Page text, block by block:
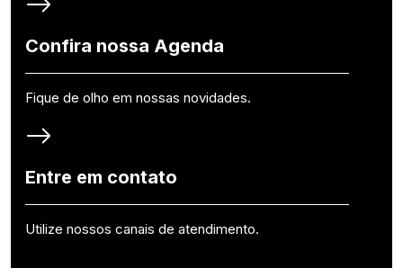
Confira nossa Agenda
Fique de olho em nossas novidades.
Entre em contato
Utilize nossos canais de atendimento.